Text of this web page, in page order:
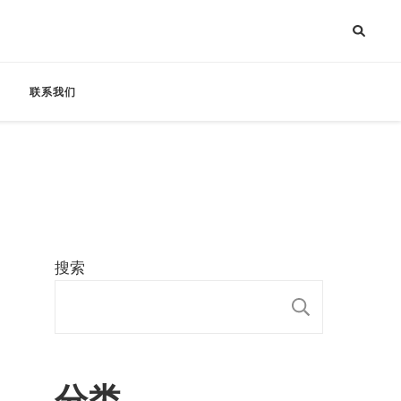
联系我们
搜索